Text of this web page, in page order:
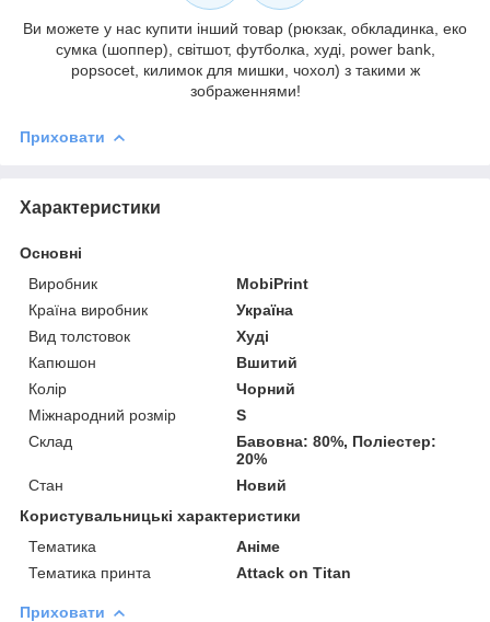
Ви можете у нас купити інший товар (рюкзак, обкладинка, еко
сумка (шоппер), світшот, футболка, худі, power bank,
popsocet, килимок для мишки, чохол) з такими ж
зображеннями!
Приховати
Характеристики
Основні
Виробник
MobiPrint
Країна виробник
Україна
Вид толстовок
Худі
Капюшон
Вшитий
Колір
Чорний
Міжнародний розмір
S
Склад
Бавовна: 80%, Поліестер:
20%
Стан
Новий
Користувальницькі характеристики
Тематика
Аніме
Тематика принта
Attack on Titan
Приховати